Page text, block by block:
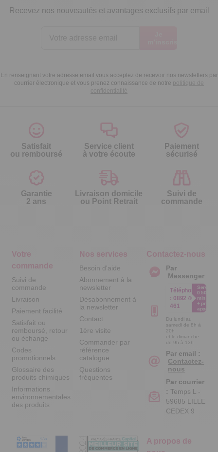
Recevez nos nouveautés et avantages exclusifs par email
En renseignant votre adresse email vous acceptez de recevoir nos newsletters par
courrier électronique et vous prenez connaissance de notre politique de
confidentialité
Satisfait
ou remboursé
Service client
à votre écoute
Paiement
sécurisé
Garantie
2 ans
Livraison domicile
ou Point Retrait
Suivi de
commande
Votre
commande
Suivi de
commande
Livraison
Paiement facilité
Satisfait ou
remboursé, retour
ou échange
Codes
promotionnels
Glossaire des
produits chimiques
Informations
environnementales
des produits
Nos services
Besoin d'aide
Abonnement à la
newsletter
Désabonnement à
la newsletter
Contact
1ère visite
Commander par
référence
catalogue
Questions
fréquentes
A propos de
Contactez-nous
Par
Messenger
Téléphone
: 0892 461
461
Service
0.50€ /
min
+ prix
appel
Du lundi au
samedi de 8h à
20h
et le dimanche
de 9h à 13h
Par email :
Contactez-
nous
Par courrier
: Temps L -
59685 LILLE
CEDEX 9